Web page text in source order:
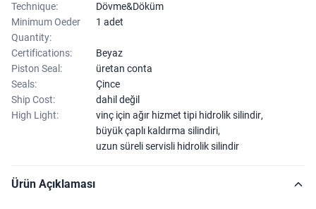
Technique:
Dövme&Döküm
Minimum Oeder
Quantity:
1 adet
Certifications:
Beyaz
Piston Seal:
üretan conta
Seals:
Çince
Ship Cost:
dahil değil
High Light:
vinç için ağır hizmet tipi hidrolik silindir,
büyük çaplı kaldırma silindiri,
uzun süreli servisli hidrolik silindir
Ürün Açıklaması